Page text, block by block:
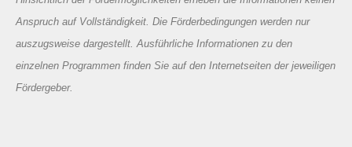
Anspruch auf Vollständigkeit. Die Förderbedingungen werden nur
auszugsweise dargestellt. Ausführliche Informationen zu den
einzelnen Programmen finden Sie auf den Internetseiten der jeweiligen
Fördergeber.